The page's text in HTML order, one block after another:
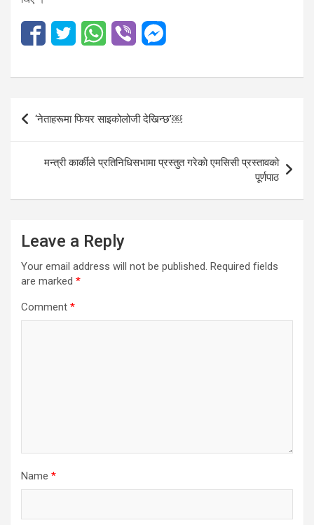
Post
navigation
‘नेताहरूमा फियर साइकोलोजी देखिन्छ’￼
मन्त्री कार्कीले प्रतिनिधिसभामा प्रस्तुत गरेकाे एमसिसी प्रस्तावको
पूर्णपाठ
Leave a Reply
Your email address will not be published. Required fields
are marked *
Comment *
Name *